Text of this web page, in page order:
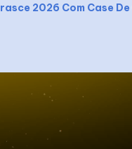
2026 Com Case